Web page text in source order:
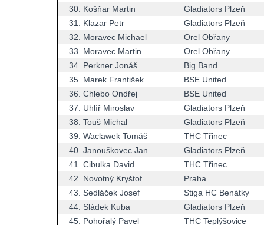
30. Košňar Martin
Gladiators Plzeň
31.
Klazar Petr
Gladiators Plzeň
32.
Moravec Michael
Orel Obřany
33.
Moravec Martin
Orel Obřany
34. Perkner Jonáš
Big Band
35. Marek František
BSE United
36. Chlebo Ondřej
BSE United
37.
Uhlíř Miroslav
Gladiators Plzeň
38. Touš Michal
Gladiators Plzeň
39. Waclawek Tomáš
THC Třinec
40. Janouškovec Jan
Gladiators Plzeň
41.
Cibulka David
THC Třinec
42.
Novotný Kryštof
Praha
43. Sedláček Josef
Stiga HC Benátky
44. Sládek Kuba
Gladiators Plzeň
45. Pohořalý Pavel
THC Teplýšovice